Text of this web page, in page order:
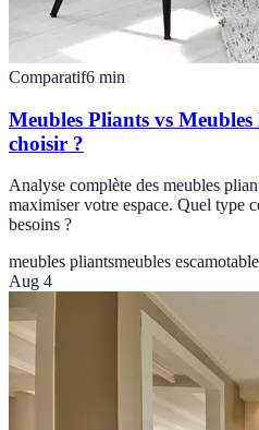
Comparatif6 min
Meubles Pliants vs
choisir ?
Analyse complète des meubles
maximiser votre espace. Quel type
besoins ?
meubles pliantsmeubles
Aug 4